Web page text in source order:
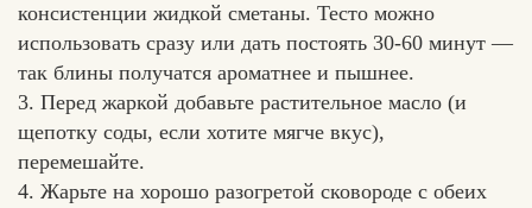
консистенции жидкой сметаны. Тесто можно
использовать сразу или дать постоять 30-60 минут —
так блины получатся ароматнее и пышнее.
3. Перед жаркой добавьте растительное масло (и
щепотку соды, если хотите мягче вкус),
перемешайте.
4. Жарьте на хорошо разогретой сковороде с обеих